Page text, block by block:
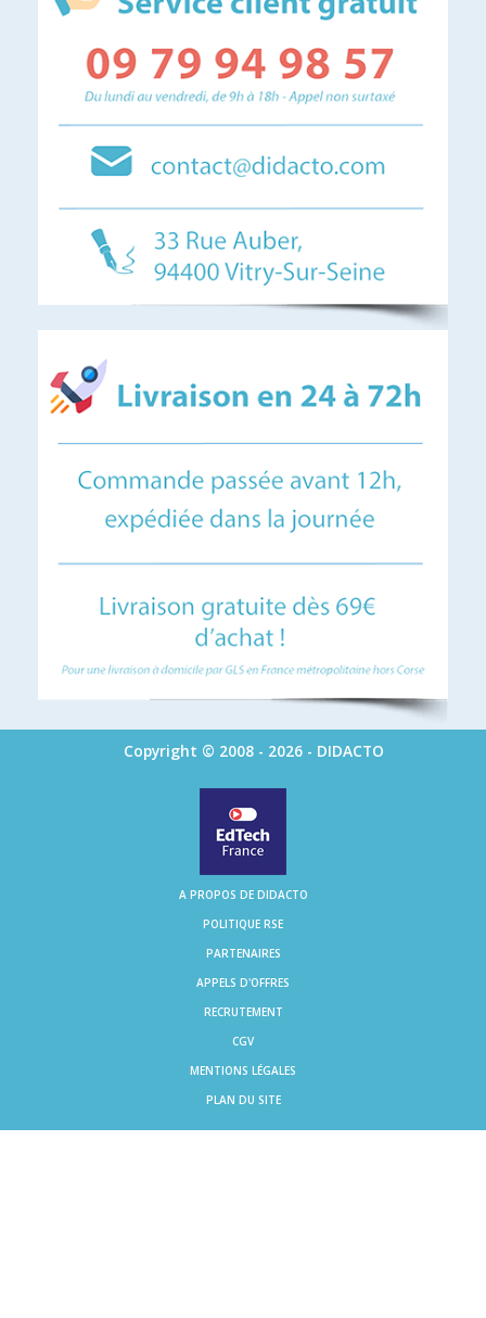
Copyright © 2008 - 2026 - DIDACTO
A PROPOS DE DIDACTO
POLITIQUE RSE
PARTENAIRES
APPELS D'OFFRES
RECRUTEMENT
CGV
MENTIONS LÉGALES
PLAN DU SITE